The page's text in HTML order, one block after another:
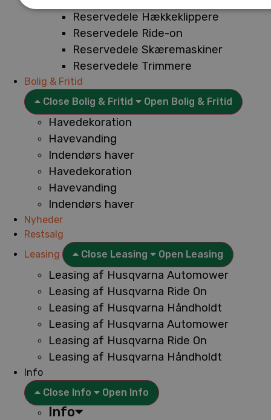
Reservedele Hækkeklippere
Reservedele Ride-on
Reservedele Skæremaskiner
Reservedele Trimmere
Bolig & Fritid
Close Bolig & Fritid
Open Bolig & Fritid
Havedekoration
Havevanding
Indendørs haver
Havedekoration
Havevanding
Indendørs haver
Nyheder
Restsalg
Leasing
Close Leasing Open Leasing
Leasing af Husqvarna Automower
Leasing af Husqvarna Ride On
Leasing af Husqvarna Håndholdt
Leasing af Husqvarna Automower
Leasing af Husqvarna Ride On
Leasing af Husqvarna Håndholdt
Info
Close Info
Open Info
Info